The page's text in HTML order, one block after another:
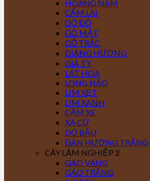
HOÀNG NAM
CẨM LAI
GÕ ĐỎ
GÕ MẬT
GỖ TRẮC
GIÁNG HƯƠNG
GIÁ TỴ
LÁT HOA
LONG NÃO
LIM XẸT
LIM XANH
CĂM XE
XÀ CỪ
DÓ BẦU
ĐÀN HƯƠNG TRẮNG
CÂY LÂM NGHIỆP 2
GÁO VÀNG
GÁO TRẮNG